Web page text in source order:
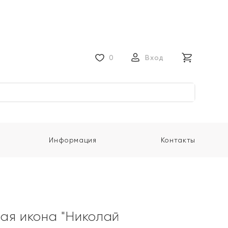
0 Вход
Информация Контакты
икона "Николай